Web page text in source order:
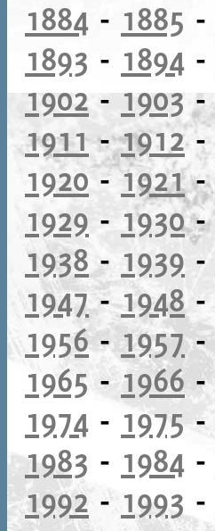
1884 - 1885 -
1893 - 1894 -
1902 - 1903
1911-1912
1920-1921
1929 - 1930
1938 - 1939 -
1947-1948-
1956-1957
1965 -1966
1974 - 1975-
1983 - 1984 -
1992- 1993 -